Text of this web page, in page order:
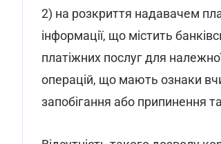
2) на розкриття надавачем
інформації, що містить
платіжних послуг для
операцій, що мають ознаки
запобігання або припинення